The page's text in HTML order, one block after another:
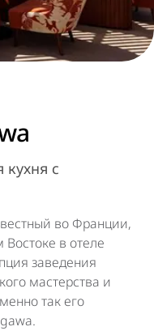
кухня с
во Франции,
в отеле
заведения
мастерства и
так его